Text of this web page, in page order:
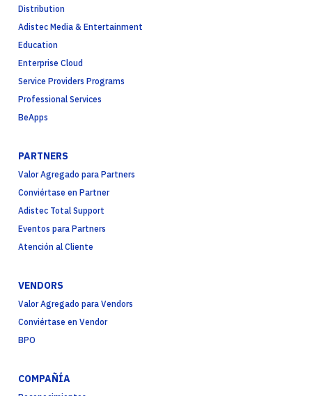
Distribution
Adistec Media & Entertainment
Education
Enterprise Cloud
Service Providers Programs
Professional Services
BeApps
PARTNERS
Valor Agregado para Partners
Conviértase en Partner
Adistec Total Support
Eventos para Partners
Atención al Cliente
VENDORS
Valor Agregado para Vendors
Conviértase en Vendor
BPO
COMPAÑÍA